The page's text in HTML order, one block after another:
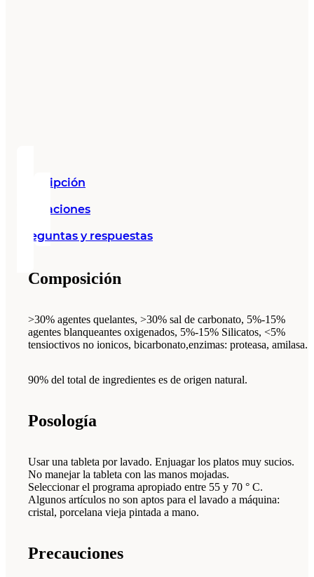
Descripción
Valoraciones
Preguntas y respuestas
Composición
>30% agentes quelantes, >30% sal de carbonato, 5%-15%
agentes blanqueantes oxigenados, 5%-15% Silicatos, <5%
tensioctivos no ionicos, bicarbonato,enzimas: proteasa, amilasa.
90% del total de ingredientes es de origen natural.
Posología
Usar una tableta por lavado. Enjuagar los platos muy sucios.
No manejar la tableta con las manos mojadas.
Seleccionar el programa apropiado entre 55 y 70 ° C.
Algunos artículos no son aptos para el lavado a máquina:
cristal, porcelana vieja pintada a mano.
Precauciones